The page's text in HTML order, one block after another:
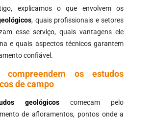
explicamos o que envolvem os
, quais profissionais e setores
esse serviço, quais vantagens ele
e quais aspectos técnicos garantem
confiável.
os estudos
de campo
geológicos começam pelo
de afloramentos, pontos onde a